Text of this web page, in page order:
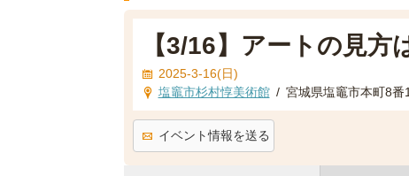
【3/16】アートの見
2025-3-16(日)
塩竈市杉村惇美術館 / 宮城県塩竈市本町8番
イベント情報を送る